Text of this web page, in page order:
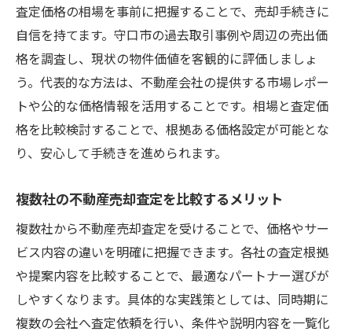
査定価格の相場を事前に把握することで、売却手続きに
自信を持てます。守口市の過去取引事例や周辺の売出価
格を調査し、現状の物件価値を客観的に評価しましょ
う。代表的な方法は、不動産会社の提供する市場レポー
トや公的な価格情報を活用することです。相場と査定価
格を比較検討することで、根拠ある価格設定が可能とな
り、安心して手続きを進められます。
複数社の不動産売却査定を比較するメリット
複数社から不動産売却査定を受けることで、価格やサー
ビス内容の違いを明確に把握できます。各社の査定根拠
や提案内容を比較することで、最適なパートナー選びが
しやすくなります。具体的な実践策としては、同時期に
複数の会社へ査定依頼を行い、条件や説明内容を一覧化